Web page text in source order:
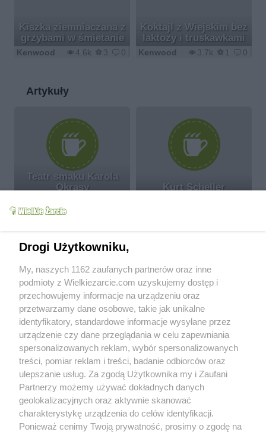
Kiszka ziemniaczana z
grzybami w śmietanie
4.6k 3 0
Kenwood
Koktajl z Wiejskim bez
laktozy i truskawkami
3.7k 1 0
Kenwood
Artykuły
Teatr smaku Karola
Okrasy
Kurt Scheller
Jak się teraz gotuje?
6.4k 0 2
Kenwood
Kenwood Cooking Chef
- nowy wymiar
gotowania
7.8k
Kenwood
Od kiedy z nami:
2009-11-20
Status:
nieaktywny
Wypowiedzi na forum:0
Komentarze wystawione:2
Komentarze otrzymane:6
Drogi Użytkowniku,
My, naszych 1162 zaufanych partnerów oraz inne
podmioty z Wielkiezarcie.com uzyskujemy dostęp i
przechowujemy informacje na urządzeniu oraz
przetwarzamy dane osobowe, takie jak unikalne
identyfikatory, standardowe informacje wysyłane przez
urządzenie czy dane przeglądania w celu zapewniania
spersonalizowanych reklam, wybór spersonalizowanych
treści, pomiar reklam i treści, badanie odbiorców oraz
ulepszanie usług. Za zgodą Użytkownika my i Zaufani
Partnerzy możemy używać dokładnych danych
geolokalizacyjnych oraz aktywnie skanować
charakterystykę urządzenia do celów identyfikacji.
Ponieważ cenimy Twoją prywatność, prosimy o zgodę na